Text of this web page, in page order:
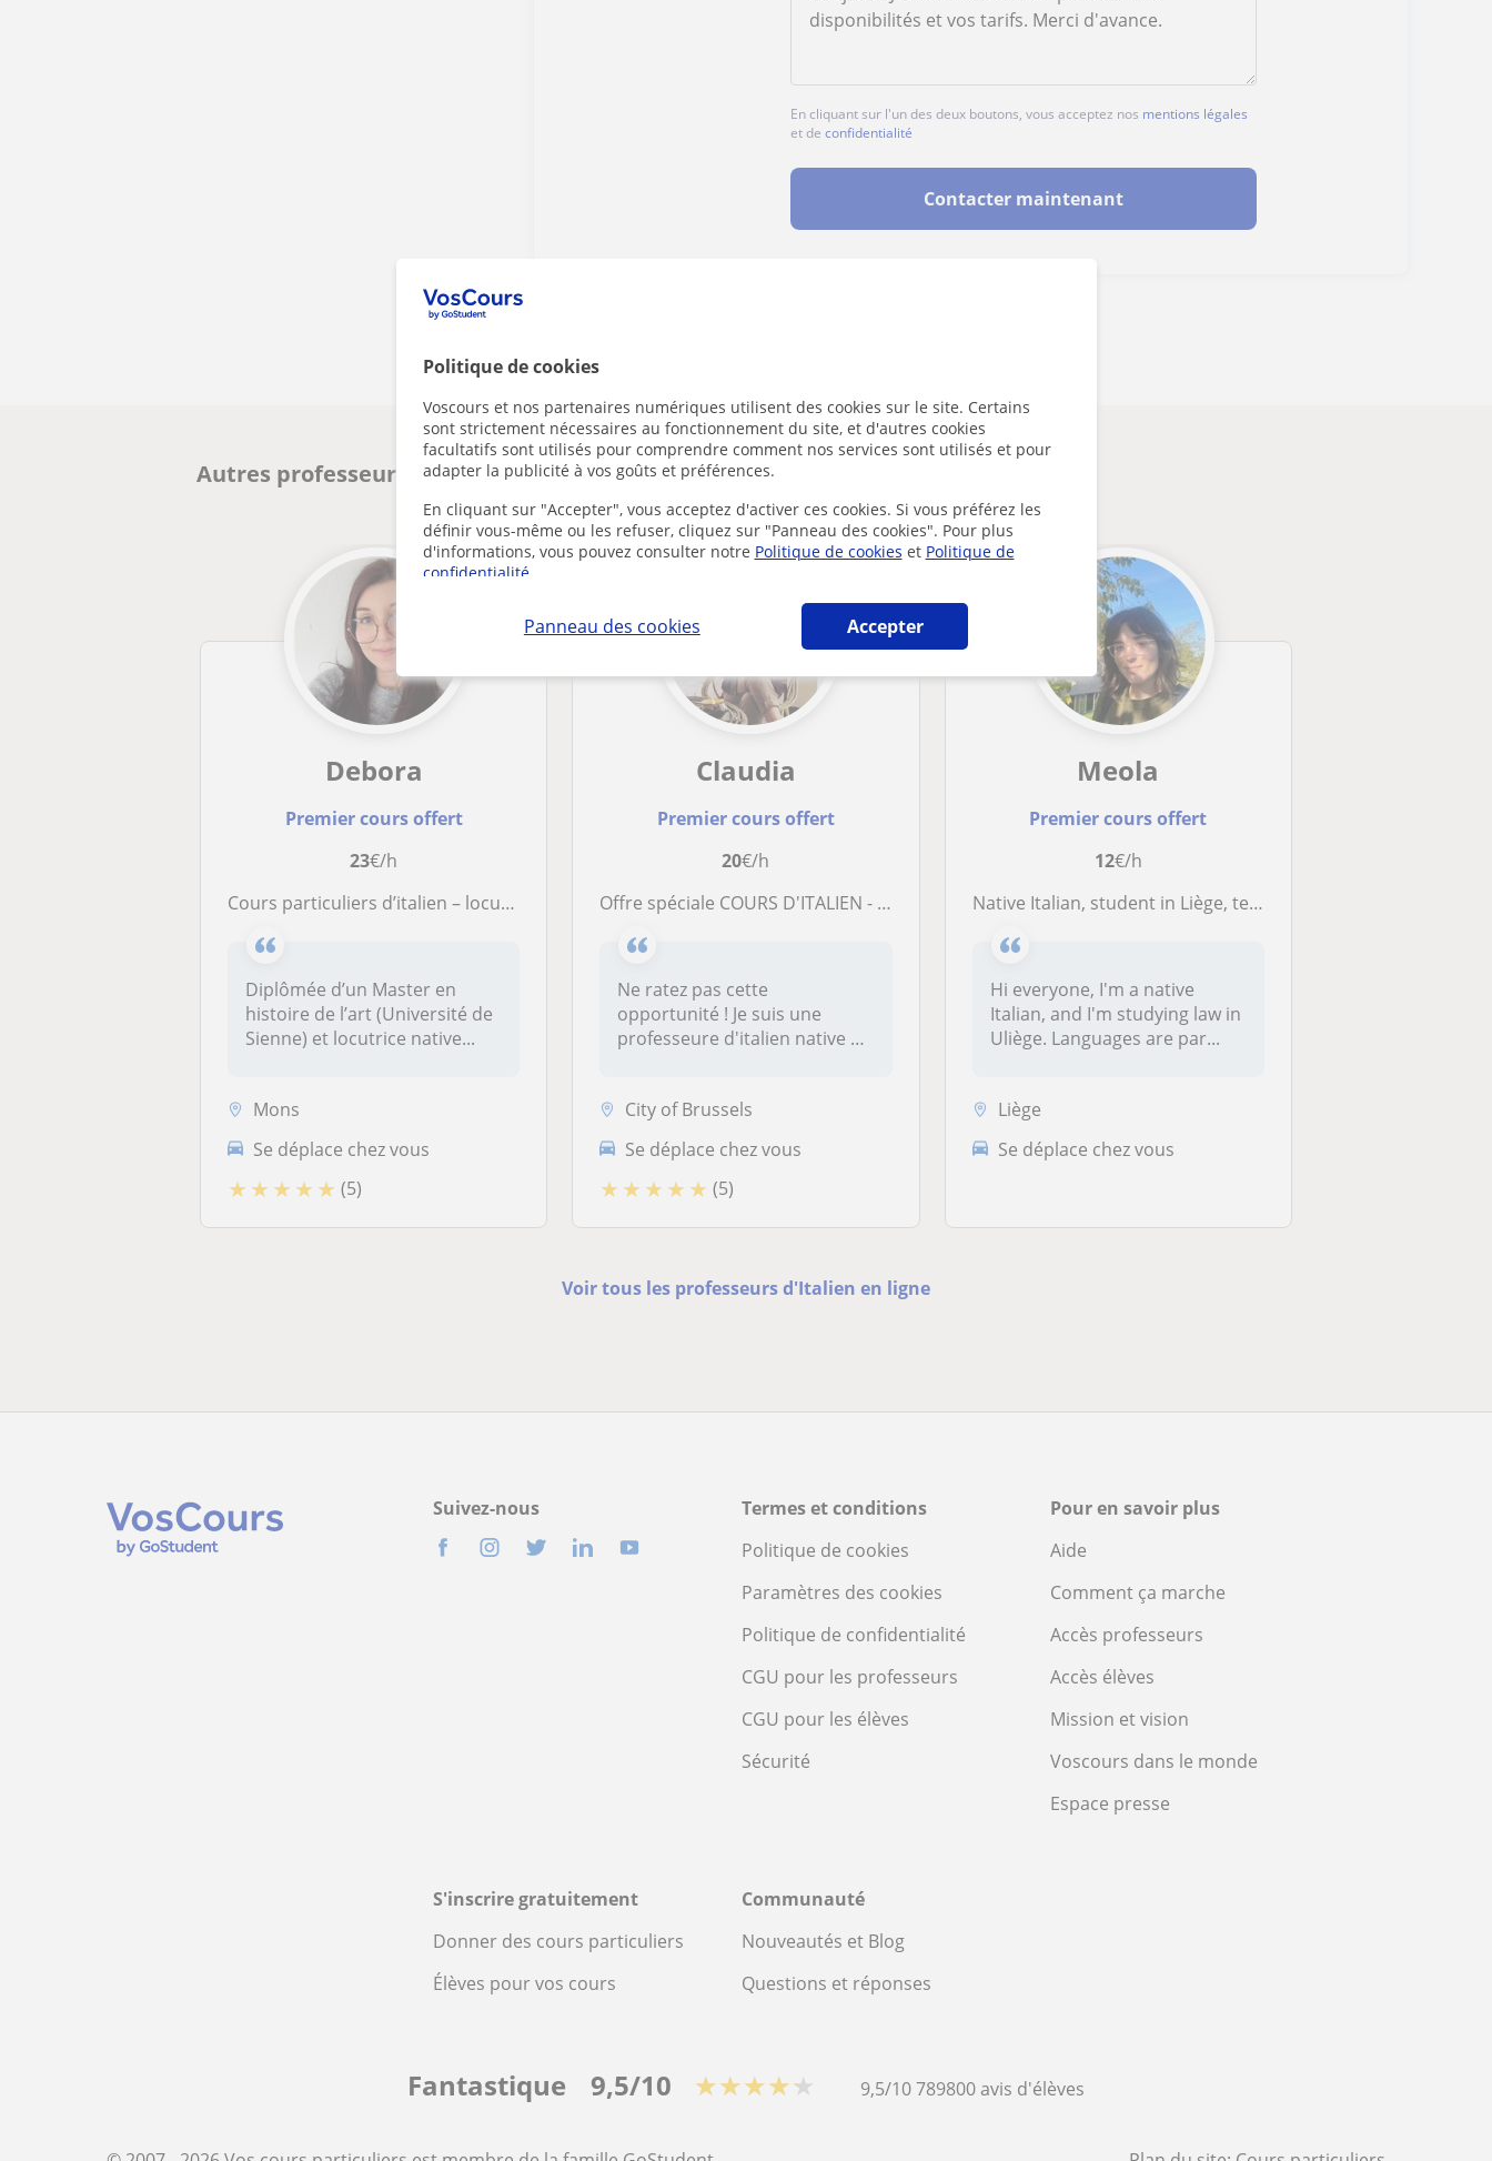
Politique de cookies
Voscours et nos partenaires numériques utilisent des cookies sur le site. Certains
sont strictement nécessaires au fonctionnement du site, et d'autres cookies
facultatifs sont utilisés pour comprendre comment nos services sont utilisés et pour
adapter la publicité à vos goûts et préférences.
En cliquant sur "Accepter", vous acceptez d'activer ces cookies. Si vous préférez les
définir vous-même ou les refuser, cliquez sur "Panneau des cookies". Pour plus
d'informations, vous pouvez consulter notre Politique de cookies et Politique de
confidentialité.
Panneau des cookies Accepter
En cliquant sur l'un des deux boutons, vous acceptez nos mentions légales
et deconfidentialité
Contacter maintenant
Autres professeurs d'Italien en ligne susceptibles de vous intéresser
Debora
Premier cours offert
23€/h
Cours particuliers d’italien – locutrice native formée en didactique de l’italien langue étrangère
Diplômée d’un Master en
histoire de l’art (Université de
Sienne) et locutrice native...
Mons
Se déplace chez vous
★ ★ ★ ★ ★ (5)
Claudia
Premier cours offert
20€/h
Offre spéciale COURS D'ITALIEN - Première leçon e
Ne ratez pas cette
opportunité ! Je suis une
professeure d'italien native et
City of Brussels
Se déplace chez vous
★ ★ ★ ★ ★ (5)
Meola
Premier cours offert
12€/h
Native Italian, student in Liège, teach a practice session of conversation
Hi everyone, I'm a native
Italian, and I'm studying law in
Uliège. Languages are par...
Liège
Se déplace chez vous
Voir tous les professeurs d'Italien en ligne
Suivez-nous
Termes et conditions
Politique de cookies
Paramètres des cookies
Politique de confidentialité
CGU pour les professeurs
CGU pour les élèves
Sécurité
Pour en savoir plus
Aide
Comment ça marche
Accès professeurs
Accès élèves
Mission et vision
Voscours dans le monde
Espace presse
S'inscrire gratuitement
Donner des cours particuliers
Élèves pour vos cours
Communauté
Nouveautés et Blog
Questions et réponses
Fantastique 9,5/10 ★★★★★ 9,5/10789800avis d'élèves